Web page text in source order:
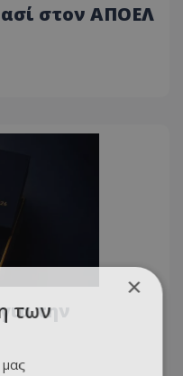
στον ΑΠΟΕΛ
την
×
των
μας